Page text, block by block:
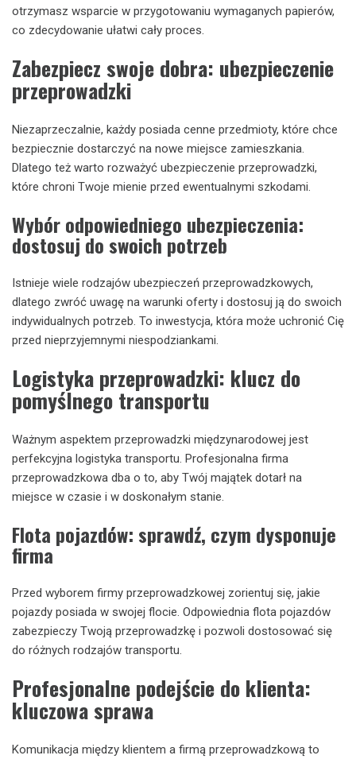
otrzymasz wsparcie w przygotowaniu wymaganych papierów,
co zdecydowanie ułatwi cały proces.
Zabezpiecz swoje dobra: ubezpieczenie
przeprowadzki
Niezaprzeczalnie, każdy posiada cenne przedmioty, które chce
bezpiecznie dostarczyć na nowe miejsce zamieszkania.
Dlatego też warto rozważyć ubezpieczenie przeprowadzki,
które chroni Twoje mienie przed ewentualnymi szkodami.
Wybór odpowiedniego ubezpieczenia:
dostosuj do swoich potrzeb
Istnieje wiele rodzajów ubezpieczeń przeprowadzkowych,
dlatego zwróć uwagę na warunki oferty i dostosuj ją do swoich
indywidualnych potrzeb. To inwestycja, która może uchronić Cię
przed nieprzyjemnymi niespodziankami.
Logistyka przeprowadzki: klucz do
pomyślnego transportu
Ważnym aspektem przeprowadzki międzynarodowej jest
perfekcyjna logistyka transportu. Profesjonalna firma
przeprowadzkowa dba o to, aby Twój majątek dotarł na
miejsce w czasie i w doskonałym stanie.
Flota pojazdów: sprawdź, czym dysponuje
firma
Przed wyborem firmy przeprowadzkowej zorientuj się, jakie
pojazdy posiada w swojej flocie. Odpowiednia flota pojazdów
zabezpieczy Twoją przeprowadzkę i pozwoli dostosować się
do różnych rodzajów transportu.
Profesjonalne podejście do klienta:
kluczowa sprawa
Komunikacja między klientem a firmą przeprowadzkową to